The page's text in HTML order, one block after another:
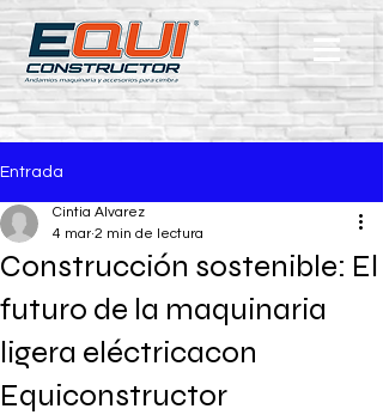
Entrada
Construcción sostenible: El
futuro de la maquinaria
ligera eléctricacon
Equiconstructor
Cintia Alvarez
4 mar 2 min de lectura